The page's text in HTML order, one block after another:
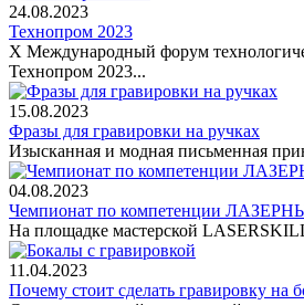
24.08.2023
Технопром 2023
X Международный форум
Технопром 2023...
15.08.2023
Фразы для гравировки на ручках
Изысканная и модная письменная
04.08.2023
Чемпионат по компетенции
На площадке мастерской
11.04.2023
Почему стоит сделать гравировку на